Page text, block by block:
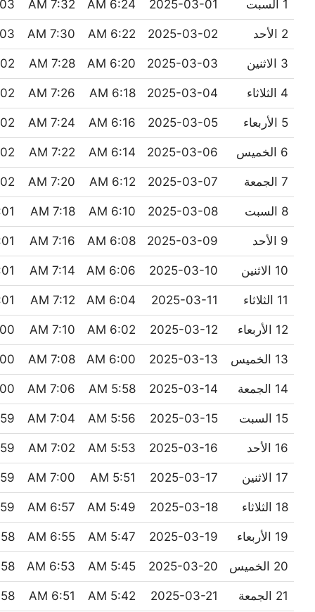
1 السبت 2025-03-01
6:24 AM
7:32 AM
PM
2 الأحد 2025-03-02
6:22 AM
7:30 AM
PM
3 الاثنين 2025-03-03
6:20 AM
7:28 AM
PM
4 الثلاثاء 2025-03-04
6:18 AM
7:26 AM
PM
5 الأربعاء 2025-03-05
6:16 AM
7:24 AM
PM
6 الخميس 2025-03-06
6:14 AM
7:22 AM
PM
7 الجمعة 2025-03-07
6:12 AM
7:20 AM
PM
8 السبت 2025-03-08
6:10 AM
7:18 AM
PM
9 الأحد 2025-03-09
6:08 AM
7:16 AM
PM
10 الاثنين 2025-03-10
6:06 AM
7:14 AM
PM
11 الثلاثاء 2025-03-11
6:04 AM
7:12 AM
PM
12 الأربعاء 2025-03-12
6:02 AM
7:10 AM
PM
13 الخميس 2025-03-13
6:00 AM
7:08 AM
PM
14 الجمعة 2025-03-14
5:58 AM
7:06 AM
PM
15 السبت 2025-03-15
5:56 AM
7:04 AM
PM
16 الأحد 2025-03-16
5:53 AM
7:02 AM
PM
17 الاثنين 2025-03-17
5:51 AM
7:00 AM
PM
18 الثلاثاء 2025-03-18
5:49 AM
6:57 AM
PM
19 الأربعاء 2025-03-19
5:47 AM
6:55 AM
PM
20 الخميس 2025-03-20
5:45 AM
6:53 AM
PM
21 الجمعة 2025-03-21
5:42 AM
6:51 AM
PM